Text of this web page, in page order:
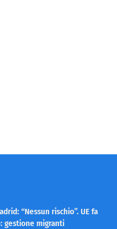
“Nessun rischio”. UE fa
gestione migranti